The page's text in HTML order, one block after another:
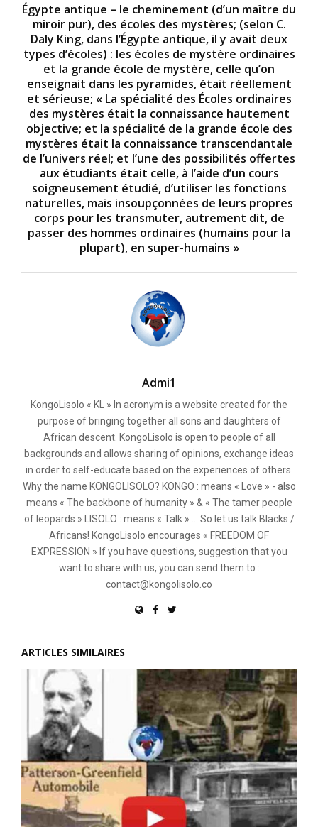
Égypte antique – le cheminement (d’un maître du
miroir pur), des écoles des mystères; (selon C.
Daly King, dans l’Égypte antique, il y avait deux
types d’écoles) : les écoles de mystère ordinaires
et la grande école de mystère, celle qu’on
enseignait dans les pyramides, était réellement
et sérieuse; « La spécialité des Écoles ordinaires
des mystères était la connaissance hautement
objective; et la spécialité de la grande école des
mystères était la connaissance transcendantale
de l’univers réel; et l’une des possibilités offertes
aux étudiants était celle, à l’aide d’un cours
soigneusement étudié, d’utiliser les fonctions
naturelles, mais insoupçonnées de leurs propres
corps pour les transmuter, autrement dit, de
passer des hommes ordinaires (humains pour la
plupart), en super-humains »
Admi1
KongoLisolo « KL » In acronym is a website created for the
purpose of bringing together all sons and daughters of
African descent. KongoLisolo is open to people of all
backgrounds and allows sharing of opinions, exchange ideas
in order to self-educate based on the experiences of others.
Why the name KONGOLISOLO? KONGO : means « Love » - also
means « The backbone of humanity » & « The tamer people
of leopards » LISOLO : means « Talk » ... So let us talk Blacks /
Africans! KongoLisolo encourages « FREEDOM OF
EXPRESSION » If you have questions, suggestion that you
want to share with us, you can send them to :
contact@kongolisolo.co
ARTICLES SIMILAIRES